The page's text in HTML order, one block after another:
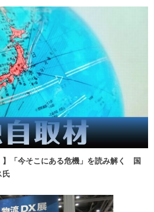
】「今そこにある危機」を読み解く 国
氏